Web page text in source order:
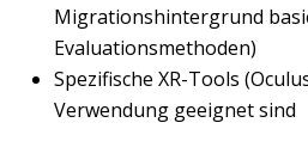
Migrationshintergrund
Evaluationsmethoden)
Spezifische XR-Tools
Verwendung geeignet sind